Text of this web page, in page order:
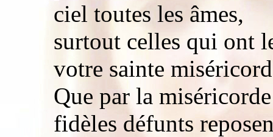
ciel toutes les âmes,
surtout celles qui ont
votre sainte
Que par la
fidèles défunts